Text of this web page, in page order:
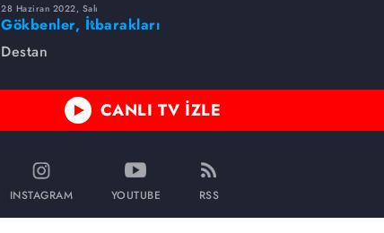
28 Haziran 2022, Salı
Gökbenler, İtbarakları
yenerek Batı Gök
Kağanlığını geri aldı!
Destan
CANLI TV İZLE
INSTAGRAM YOUTUBE RSS